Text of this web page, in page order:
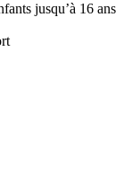
jusqu’à 16 ans